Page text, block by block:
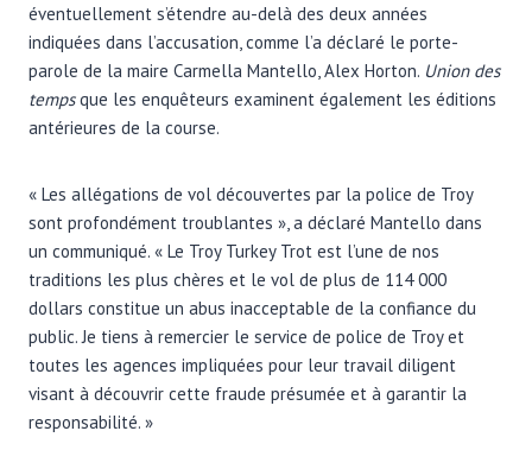
éventuellement s’étendre au-delà des deux années
indiquées dans l’accusation, comme l’a déclaré le porte-
parole de la maire Carmella Mantello, Alex Horton. Union des
tempsque les enquêteurs examinent également les éditions
antérieures de la course.
« Les allégations de vol découvertes par la police de Troy
sont profondément troublantes », a déclaré Mantello dans
un communiqué. « Le Troy Turkey Trot est l’une de nos
traditions les plus chères et le vol de plus de 114 000
dollars constitue un abus inacceptable de la confiance du
public. Je tiens à remercier le service de police de Troy et
toutes les agences impliquées pour leur travail diligent
visant à découvrir cette fraude présumée et à garantir la
responsabilité. »